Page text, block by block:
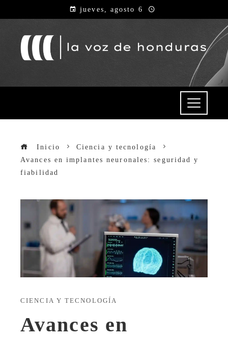
jueves, agosto 6
Inicio
Ciencia y tecnología
Avances en implantes neuronales: seguridad y
fiabilidad
CIENCIA Y TECNOLOGÍA
Avances en